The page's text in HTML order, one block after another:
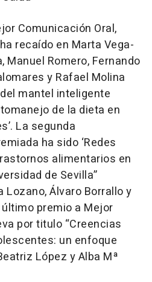
Comunicación Oral,
recaído en Marta Vega-
Manuel Romero, Fernando
y Rafael Molina
mantel inteligente
de la dieta en
La segunda
ha sido ‘Redes
alimentarios en
de Sevilla”
Lozano, Álvaro Borrallo y
último premio a Mejor
por titulo “Creencias
un enfoque
López y Alba Mª